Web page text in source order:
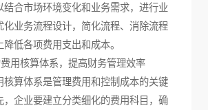
结合市场环境变化和业务需求，进行业
化业务流程设计，简化流程、消除流程
低各项费用支出和成本。
用核算体系，提高财务管理效率
核算体系是管理费用和控制成本的关键
，企业要建立分类细化的费用科目，确